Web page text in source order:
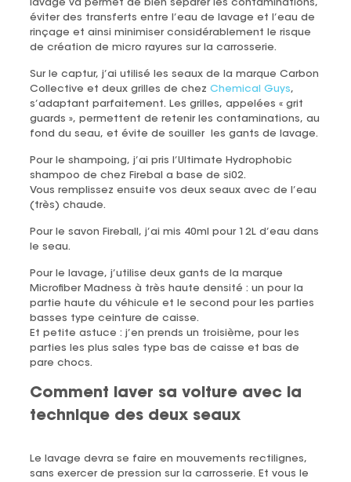
lavage va permet de bien séparer les contaminations,
éviter des transferts entre l’eau de lavage et l’eau de
rinçage et ainsi minimiser considérablement le risque
de création de micro rayures sur la carrosserie.
Sur le captur, j’ai utilisé les seaux de la marque Carbon
Collective et deux grilles de chez Chemical Guys,
s’adaptant parfaitement. Les grilles, appelées « grit
guards », permettent de retenir les contaminations, au
fond du seau, et évite de souiller les gants de lavage.
Pour le shampoing, j’ai pris l’Ultimate Hydrophobic
shampoo de chez Firebal a base de si02.
Vous remplissez ensuite vos deux seaux avec de l’eau
(très) chaude.
Pour le savon Fireball, j’ai mis 40ml pour 12L d’eau dans
le seau.
Pour le lavage, j’utilise deux gants de la marque
Microfiber Madness à très haute densité : un pour la
partie haute du véhicule et le second pour les parties
basses type ceinture de caisse.
Et petite astuce : j’en prends un troisième, pour les
parties les plus sales type bas de caisse et bas de
pare chocs.
Comment laver sa voiture avec la
technique des deux seaux
Le lavage devra se faire en mouvements rectilignes,
sans exercer de pression sur la carrosserie. Et vous le